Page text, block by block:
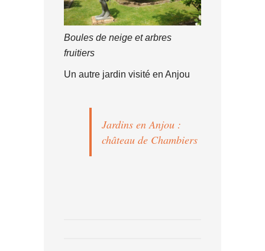
Boules de neige et arbres
fruitiers
Un autre jardin visité en Anjou
Jardins en Anjou :
château de Chambiers